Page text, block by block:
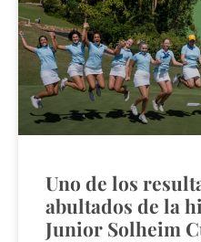
Uno de los
abultados de la
Junior Solheim